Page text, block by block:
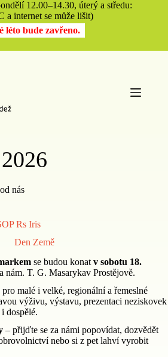
12.00–14.30, úterý a středu:
a internet se může lišit)
léto bude zavřeno.
nás
Rs Iris
Den Země
se budou konat v sobotu 18.
nám. T. G. Masarykav Prostějově.
malé i velké, regionální a řemeslné
výživu, výstavu, prezentaci neziskovek
dospělé.
– přijďte se za námi popovídat, dozvědět
nebo si z pet lahví vyrobit